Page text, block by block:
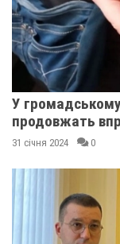
У
продовжать
31 січня 2024 0